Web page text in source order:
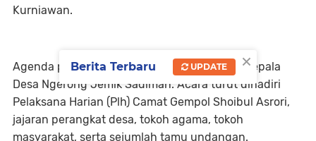
Kurniawan.
Agenda penting ini dipimpin langsung oleh Kepala
Desa Ngerong Jemik Sadiman. Acara turut dihadiri
Pelaksana Harian (Plh) Camat Gempol Shoibul Asrori,
jajaran perangkat desa, tokoh agama, tokoh
masyarakat, serta sejumlah tamu undangan.
×
Berita Terbaru UPDATE